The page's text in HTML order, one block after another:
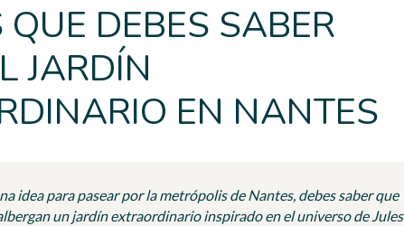
DEBES SABER
JARDÍN
EN NANTES
idea para pasear por la metrópolis de Nantes, debes saber que
un jardín extraordinario inspirado en el universo de Jules